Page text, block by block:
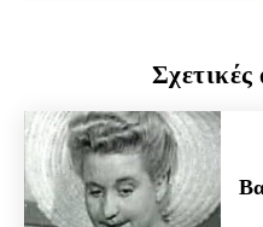
Σχετικές